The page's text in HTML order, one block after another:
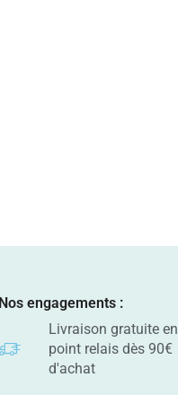
Nos engagements :
Livraison gratuite en
point relais dès 90€
d'achat